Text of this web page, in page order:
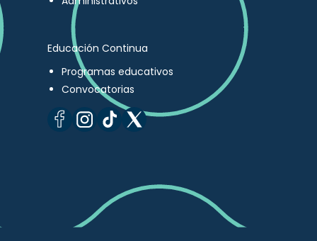
Educación Continua
Programas educativos
Convocatorias